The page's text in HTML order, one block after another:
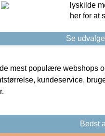
lyskilde
her for at
Se
mest populære webshops
kundeservice,
Bedst